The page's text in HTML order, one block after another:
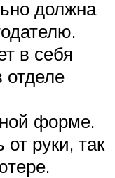
должна
в себя
отделе
форме.
руки, так